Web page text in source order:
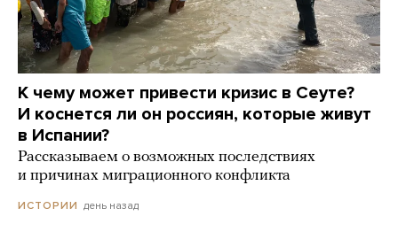
К чему может привести кризис в Сеуте?
И коснется ли он россиян, которые живут
в Испании?
Рассказываем о возможных последствиях
и причинах миграционного конфликта
ИСТОРИИ день назад